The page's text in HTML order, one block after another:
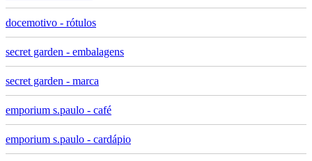
docemotivo - rótulos
secret garden - embalagens
secret garden - marca
emporium s.paulo - café
emporium s.paulo - cardápio